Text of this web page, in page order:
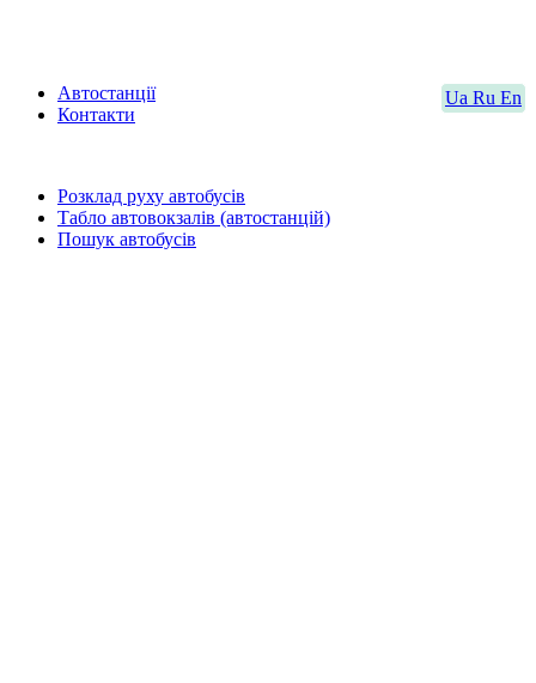
Ua Ru En
Автостанції
Контакти
Розклад руху автобусів
Табло автовокзалів (автостанцій)
Пошук автобусів